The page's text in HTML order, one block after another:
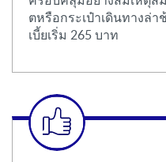
ตหรือกระเป๋าเดินทางล่
เบี้ยเริ่ม 265 บาท